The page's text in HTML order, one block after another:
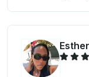
Esther